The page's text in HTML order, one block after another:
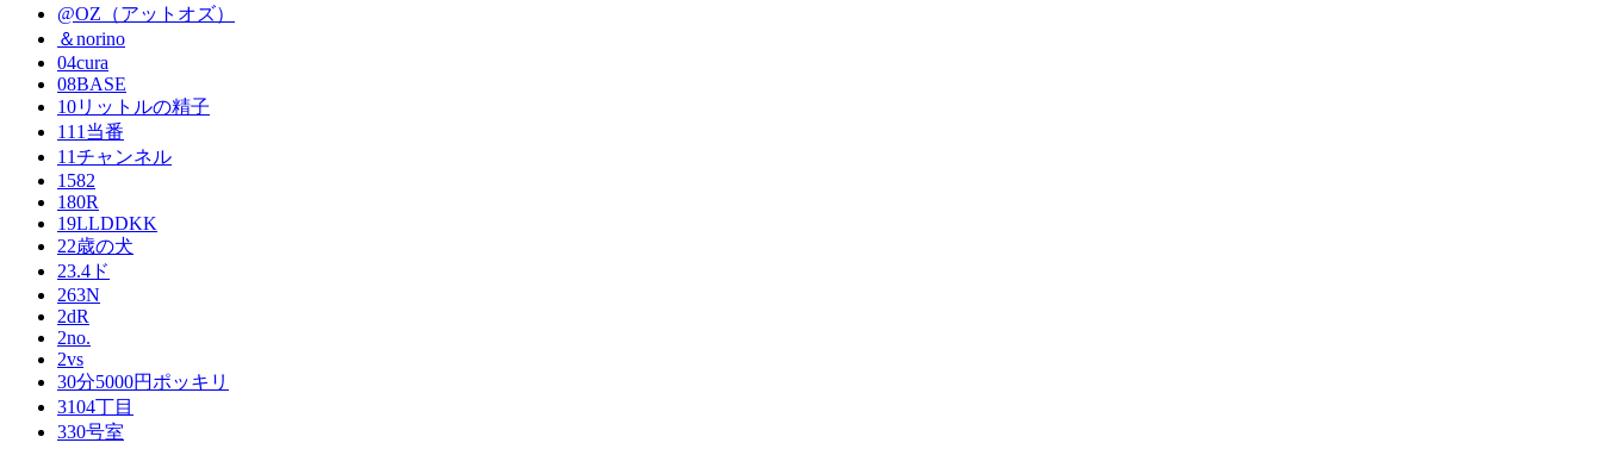
@OZ（アットオズ）
＆norino
04cura
08BASE
10リットルの精子
111当番
11チャンネル
1582
180R
19LLDDKK
22歳の犬
23.4ド
263N
2dR
2no.
2vs
30分5000円ポッキリ
3104丁目
330号室